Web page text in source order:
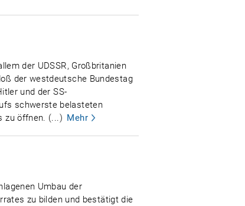
der UDSSR, Großbritanien
der westdeutsche Bundestag
und der SS-
schwerste belasteten
zu öffnen. (...) Mehr
Umbau der
zu bilden und bestätigt die